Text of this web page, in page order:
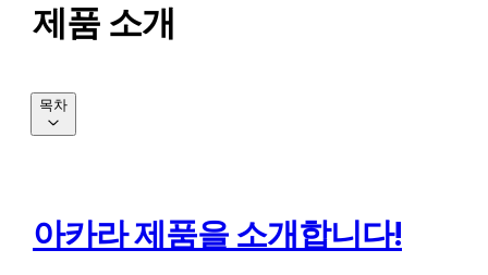
제품 소개
아카라 제품을 소개합니다!
목차